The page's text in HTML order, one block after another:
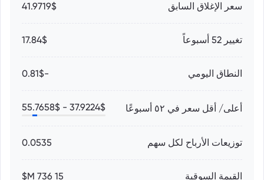
سعر الإغلاق السابق 41.9719$
تغيير 52 أسبوعاً 17.84$
النطاق اليومي -0.81$
أعلى/ أقل سعر في ٥٢ أسبوعًا 37.9224$ -
55.7658$
توزيعات الأرباح لكل سهم 0.0535
القيمة السوقية 15 736 M$